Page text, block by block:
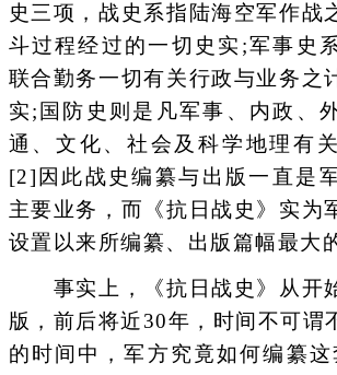
史三项，战史系指陆海空军作战
斗过程经过的一切史实;军事史
联合勤务一切有关行政与业务之
实;国防史则是凡军事、内政、
通、文化、社会及科学地理有
[2]因此战史编纂与出版一直是
主要业务，而《抗日战史》实为
设置以来所编纂、出版篇幅最大
事实上，《抗日战史》从开
版，前后将近30年，时间不可谓
的时间中，军方究竟如何编纂这